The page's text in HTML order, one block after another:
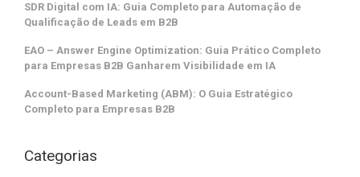
SDR Digital com IA: Guia Completo para Automação de
Qualificação de Leads em B2B
EAO – Answer Engine Optimization: Guia Prático Completo
para Empresas B2B Ganharem Visibilidade em IA
Account-Based Marketing (ABM): O Guia Estratégico
Completo para Empresas B2B
Categorias